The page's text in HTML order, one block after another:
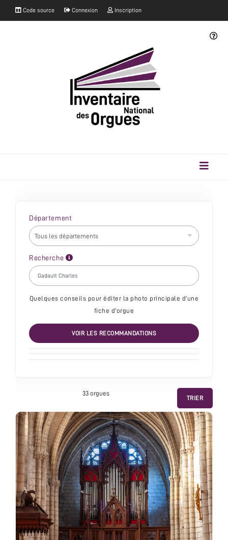
Code source Connexion Inscription
Département
Recherche
Quelques conseils pour éditer la photo principale d'une
fiche d'orgue
VOIR LES RECOMMANDATIONS
TRIER
33 orgues